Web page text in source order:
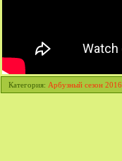
Категория: Арбузный сезон 2016